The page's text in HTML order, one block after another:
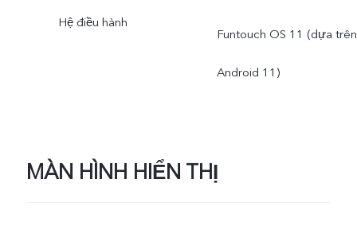
Hệ điều hành
Funtouch OS 11 (dựa trên
Android 11)
MÀN HÌNH HIỂN THỊ